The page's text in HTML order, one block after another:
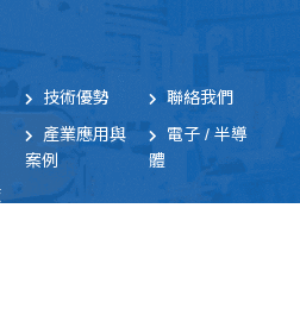
技術優勢
聯絡我們
產業應用與
案例
電子 / 半導
體